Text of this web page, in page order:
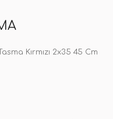
Kırmızı 2x35 45 Cm